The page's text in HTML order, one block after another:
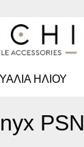
ΗΛΊΟΥ